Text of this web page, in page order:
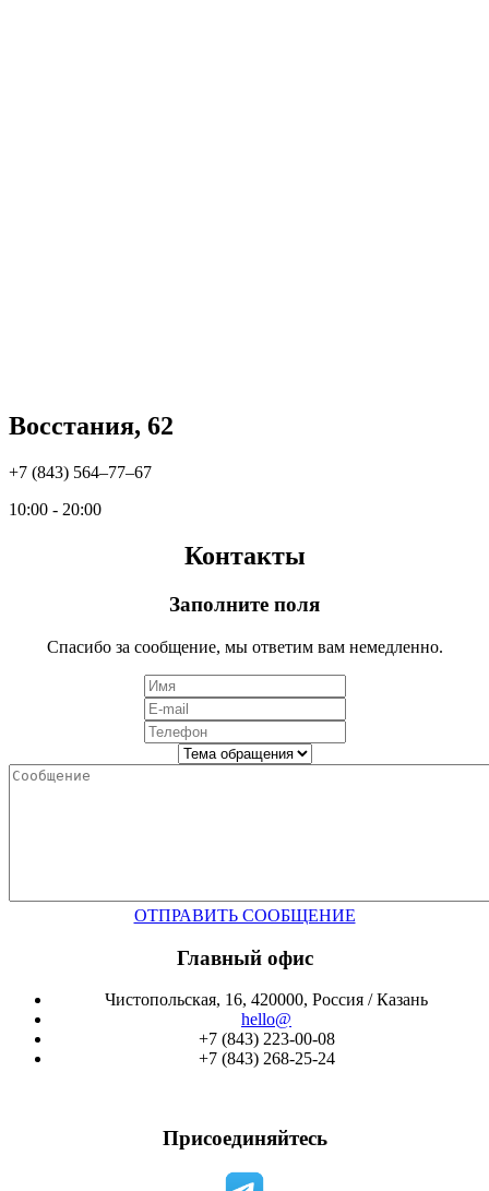
Восстания, 62
+7 (843) 564‒77‒67
10:00 - 20:00
Контакты
Заполните поля
Спасибо за сообщение, мы ответим вам немедленно.
ОТПРАВИТЬ СООБЩЕНИЕ
Главный офис
Чистопольская, 16, 420000, Россия / Казань
hello@
+7 (843) 223-00-08
+7 (843) 268-25-24
Присоединяйтесь